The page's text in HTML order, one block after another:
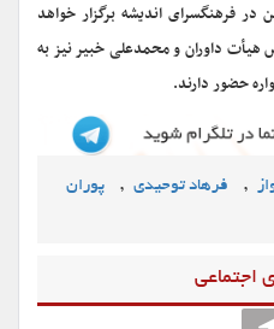
فرهنگسرای اندیشه برگزار خواهد
داوران و محمدعلی خبیر نیز به
حضور دارند.
, فرهاد توحیدی ,
پوران
اجتماعی